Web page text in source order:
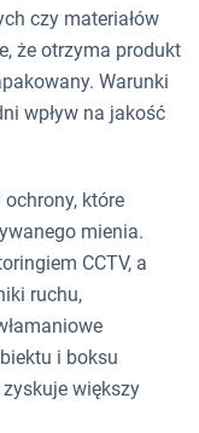
czy materiałów
że otrzyma produkt
Warunki
wpływ na jakość
które
mienia.
CCTV, a
ruchu,
i boksu
większy